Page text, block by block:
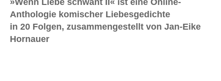
»Wenn Liebe schwant II« ist eine Online-
Anthologie komischer Liebesgedichte
in 20 Folgen, zusammengestellt von Jan-Eike
Hornauer